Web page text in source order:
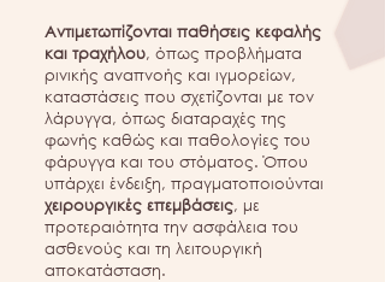
Αντιμετωπίζονται παθήσεις κεφαλής
και τραχήλου, όπως προβλήματα
ρινικής αναπνοής και ιγμορείων,
καταστάσεις που σχετίζονται με τον
λάρυγγα, όπως διαταραχές της
φωνής καθώς και παθολογίες του
φάρυγγα και του στόματος. Όπου
υπάρχει ένδειξη, πραγματοποιούνται
χειρουργικές επεμβάσεις, με
προτεραιότητα την ασφάλεια του
ασθενούς και τη λειτουργική
αποκατάσταση.